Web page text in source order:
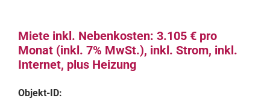
Miete inkl. Nebenkosten: 3.105 € pro
Monat (inkl. 7% MwSt.), inkl. Strom, inkl.
Internet, plus Heizung
Objekt-ID: